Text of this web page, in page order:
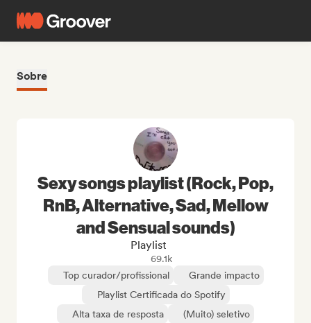
Sobre
Sexy songs playlist (Rock, Pop,
RnB, Alternative, Sad, Mellow
and Sensual sounds)
Playlist
69.1k
Top curador/profissional
Grande impacto
Playlist Certificada do Spotify
Alta taxa de resposta
(Muito) seletivo